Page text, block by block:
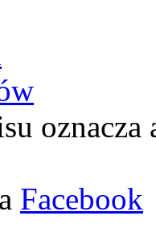
oznacza
Facebook